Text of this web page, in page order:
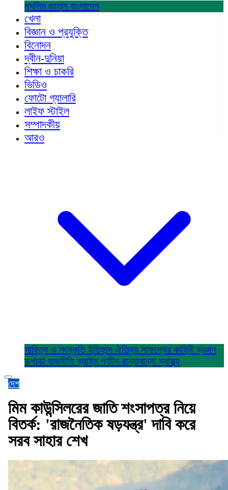
মুসলিম জাহান বাংলাদেশ
খেলা
বিজ্ঞান ও প্রযুক্তি
বিনোদন
দ্বীন-দুনিয়া
শিক্ষা ও চাকরি
ভিডিও
ফোটো গ্যালারি
লাইফ স্টাইল
সম্পাদকীয়
আরও
সাহিত্য ও সংস্কৃতিইতিহাস ঐতিহ্য সাফল্যের কাহিনীভ্রমণ
রূপচর্চা রাজনীতিক্রাইম পর্যটন রান্নাবান্নাস্বাস্থ্য
দেশ
মিম কাউন্সিলরের জাতি শংসাপত্র নিয়ে
বিতর্ক: 'রাজনৈতিক ষড়যন্ত্র' দাবি করে
সরব সাহার শেখ